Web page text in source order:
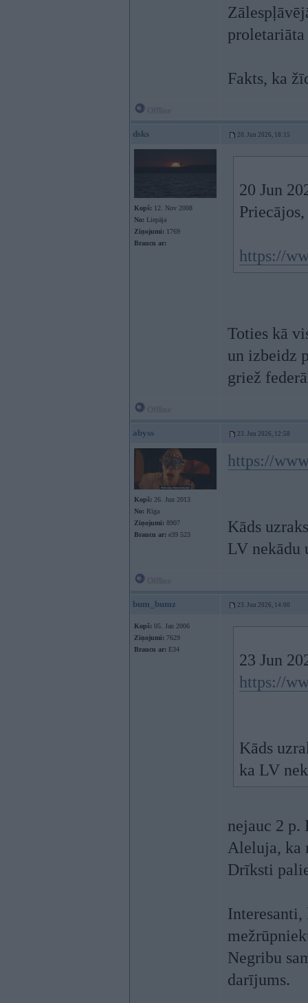
Fakts, ka
dsks 20. Jun 2026, 18:15
Kopš: 12. Nov 2008
No: Liepāja
Ziņojumi: 1769
Braucu ar:
20 Jun
https://
Toties kā
un izbeidz
griež
abyss 23. Jun 2026, 12:58
Kopš: 26. Jun 2013
No: Rīga
Ziņojumi: 8907
Braucu ar: e39 523
https://
Kāds
LV nekādu
bum_bumz 23. Jun 2026, 14:00
Kopš: 05. Jan 2006
Ziņojumi: 7629
Braucu ar: E34
23 Jun
https://
Kāds
ka LV
nejauc 2 p.
Aleluja, ka
Drīksti
Interesanti,
Negribu
darījums.